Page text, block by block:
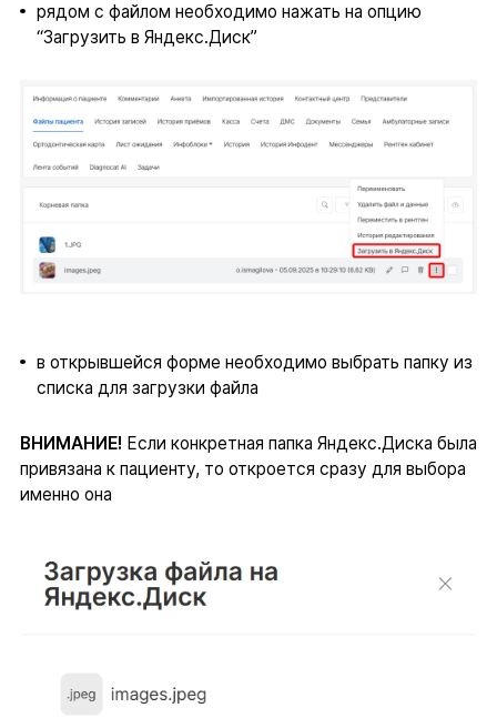
рядом с файлом необходимо нажать на опцию
“Загрузить в Яндекс.Диск”
в открывшейся форме необходимо выбрать папку из
списка для загрузки файла
ВНИМАНИЕ! Если конкретная папка Яндекс.Диска была
привязана к пациенту, то откроется сразу для выбора
именно она